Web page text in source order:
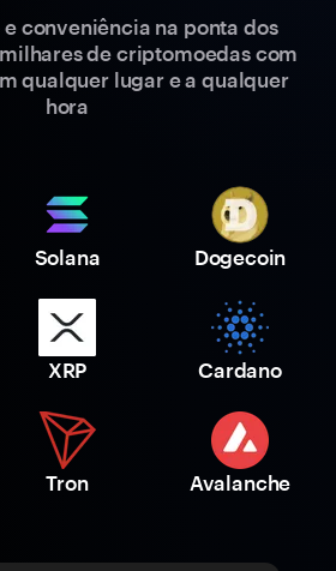
conveniência na ponta dos
de criptomoedas com
qualquer lugar e a qualquer
hora
Solana Dogecoin
XRP Cardano
Tron Avalanche